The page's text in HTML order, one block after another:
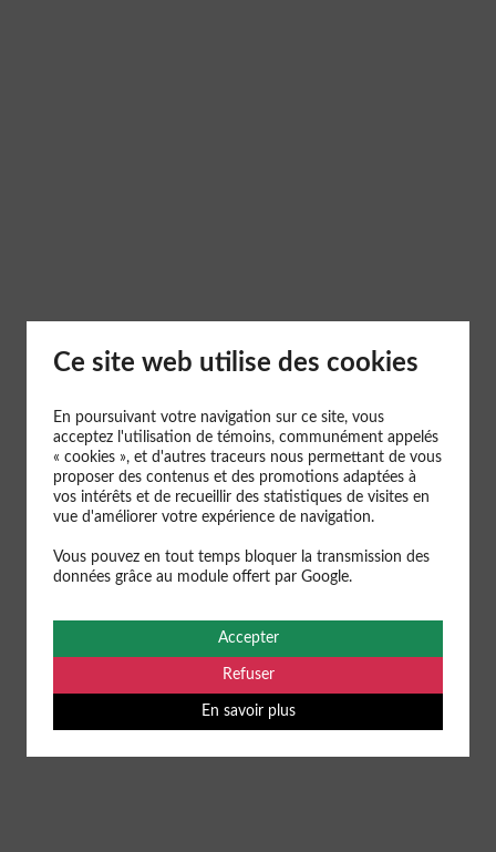
NOUS SOMMES UN GUICHET
UNIQUE
POUR VOS PRÉPARATIONS ET
GESTIONS POSTALES
DEMANDEZ UNE SOUMISSION
Ce site web utilise des cookies
En poursuivant votre navigation sur ce site, vous
acceptez l'utilisation de témoins, communément appelés
« cookies », et d'autres traceurs nous permettant de vous
proposer des contenus et des promotions adaptées à
vos intérêts et de recueillir des statistiques de visites en
vue d'améliorer votre expérience de navigation.
Vous pouvez en tout temps bloquer la transmission des
données grâce au module offert par Google.
Accepter
Refuser
En savoir plus